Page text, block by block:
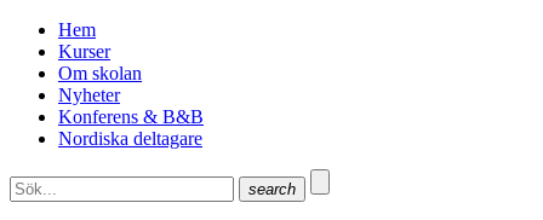
Hem
Kurser
Om skolan
Nyheter
Konferens & B&B
Nordiska deltagare
search